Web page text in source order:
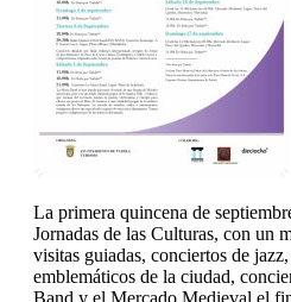
La primera quincena de
Jornadas de las Culturas, con un
visitas guiadas, conciertos de
emblemáticos de la ciudad,
Band y el Mercado Medieval el